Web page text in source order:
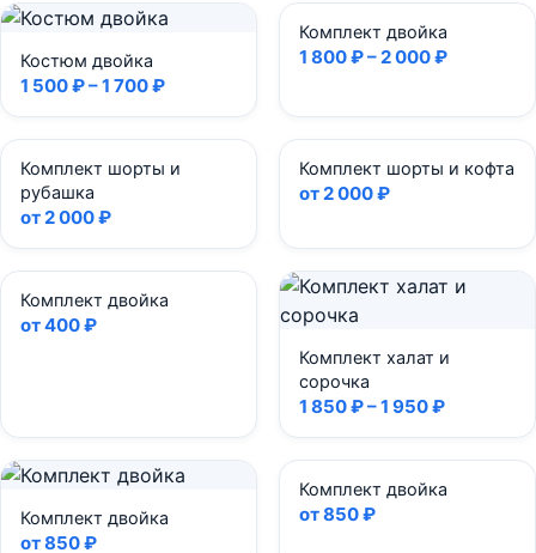
Костюм двойка
1 500 ₽ – 1 700 ₽
Комплект двойка
1 800 ₽ – 2 000 ₽
Комплект шорты и
рубашка
от 2 000 ₽
Комплект шорты и кофта
от 2 000 ₽
Комплект двойка
от 400 ₽
Комплект халат и
сорочка
1 850 ₽ – 1 950 ₽
Комплект двойка
от 850 ₽
Комплект двойка
от 850 ₽